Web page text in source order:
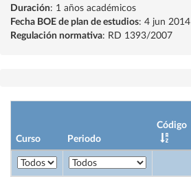
Duración: 1 años académicos
Fecha BOE de plan de estudios: 4 jun 2014
Regulación normativa: RD 1393/2007
Curso Periodo
Código